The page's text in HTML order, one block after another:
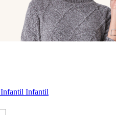
Infantil Infantil